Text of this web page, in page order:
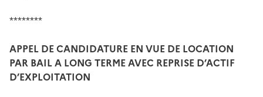
********
APPEL DE CANDIDATURE EN VUE DE LOCATION
PAR BAIL A LONG TERME AVEC REPRISE D’ACTIF
D’EXPLOITATION